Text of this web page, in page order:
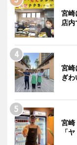
宮
店
宮
ぎ
宮崎
「